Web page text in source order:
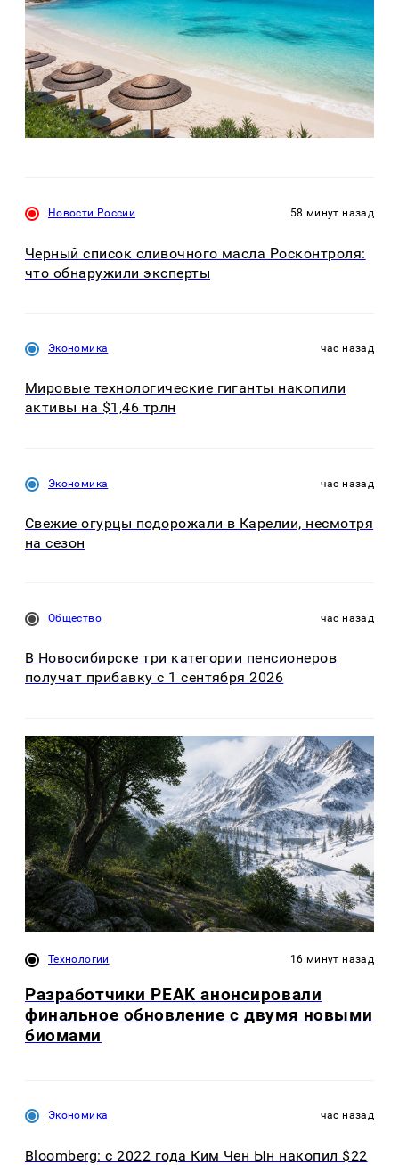
Новости России 58 минут назад
Черный список сливочного масла Росконтроля:
что обнаружили эксперты
Экономика час назад
Мировые технологические гиганты накопили
активы на $1,46 трлн
Экономика час назад
Свежие огурцы подорожали в Карелии, несмотря
на сезон
Общество час назад
В Новосибирске три категории пенсионеров
получат прибавку с 1 сентября 2026
Технологии 16 минут назад
Разработчики PEAK анонсировали
финальное обновление с двумя новыми
биомами
Экономика час назад
Bloomberg: с 2022 года Ким Чен Ын накопил $22